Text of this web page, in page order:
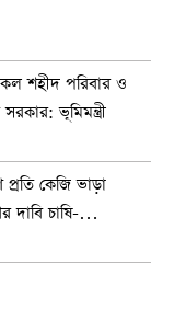
শহীদ পরিবার ও
ভূমিমন্ত্রী
কেজি ভাড়া
দাবি চাষি-